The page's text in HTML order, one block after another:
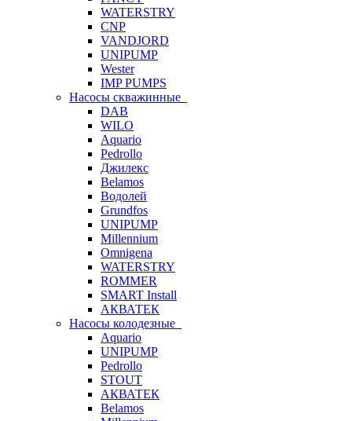
WATERSTRY
CNP
VANDJORD
UNIPUMP
Wester
IMP PUMPS
Насосы скважинные
DAB
WILO
Aquario
Pedrollo
Джилекс
Belamos
Водолей
Grundfos
UNIPUMP
Millennium
Omnigena
WATERSTRY
ROMMER
SMART Install
АКВАТЕК
Насосы колодезные
Aquario
UNIPUMP
Pedrollo
STOUT
АКВАТЕК
Belamos